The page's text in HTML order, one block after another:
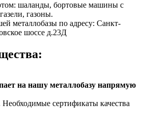
шаланды, бортовые машины с
газоны.
металлобазы по адресу: Санкт-
шоссе д.23Д
на нашу металлобазу напрямую
сертификаты качества